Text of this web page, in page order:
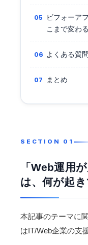
ビフォーア
こまで変わる
よくある質問
まとめ
「Web運用
は、何が起
本記事のテーマに
はIT/Web企業の支